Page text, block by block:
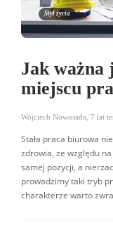
Styl życia
Jak ważna
miejscu
Wojciech Nowosada 7 lat
Stała praca biurowa
zdrowia, ze względu
samej pozycji, a
prowadzimy taki tryb
charakterze warto